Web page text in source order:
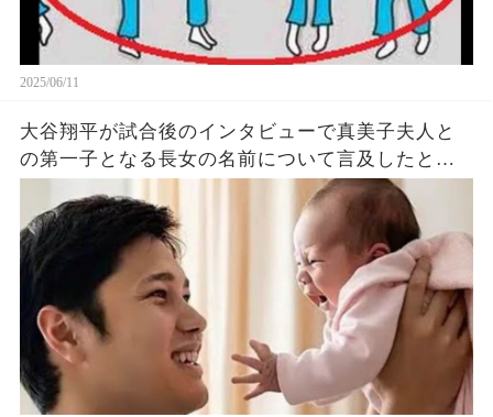
2025/06/11
大谷翔平が試合後のインタビューで真美子夫人と
の第一子となる長女の名前について言及したと話
題に！山本由伸や佐々木朗希は知ってそう！